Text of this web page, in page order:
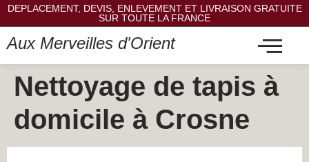
DEPLACEMENT, DEVIS, ENLEVEMENT ET LIVRAISON GRATUITE
SUR TOUTE LA FRANCE
Aux Merveilles d'Orient
Nettoyage de tapis à
domicile à Crosne